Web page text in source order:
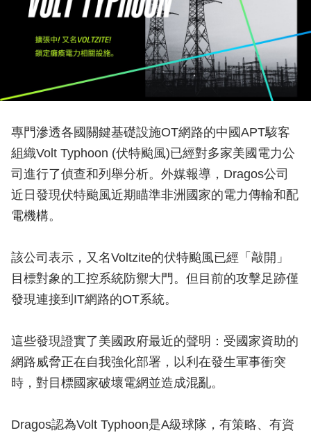
專門滲透各國關鍵基礎設施OT網路的中國APT駭客
組織Volt Typhoon (伏特颱風)已經對多家美國電力公
司進行了偵查和列舉分析。外媒報導，Dragos公司
近日發現伏特颱風近期瞄準非洲國家的電力傳輸和配
電機構。
該公司表示，又名Voltzite的伏特颱風已經「敲開」
目標對象的工控系統防禦大門。但目前的攻擊足跡僅
發現連接到IT網路的OT系統。
這些發現證實了美國政府最近的聲明：受國家資助的
網路威脅正在自我強化部署，以利在發生軍事衝突
時，對目標國家破壞電網並造成混亂。
Dragos認為Volt Typhoon是A級球隊，有策略、有資